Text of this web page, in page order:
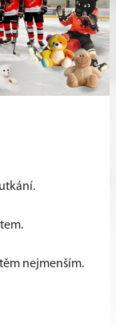
nejmenším.